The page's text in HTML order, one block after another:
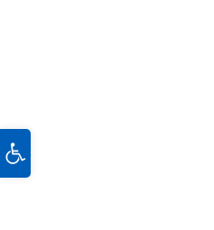
Deschide bara de unelte